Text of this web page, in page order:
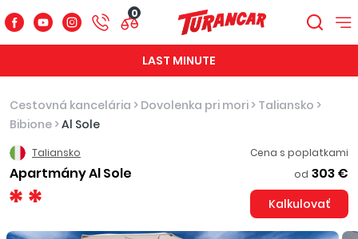
0
LAST MINUTE
Cestovná kancelária > Dovolenka pri mori > Taliansko >
Bibione >Al Sole
Taliansko
Apartmány Al Sole
Cena s poplatkami
od 303 €
Kalkulovať